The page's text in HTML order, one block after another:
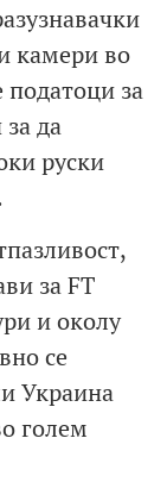
камери во
податоци за
да
руски
за FT
и околу
се
Украина
голем